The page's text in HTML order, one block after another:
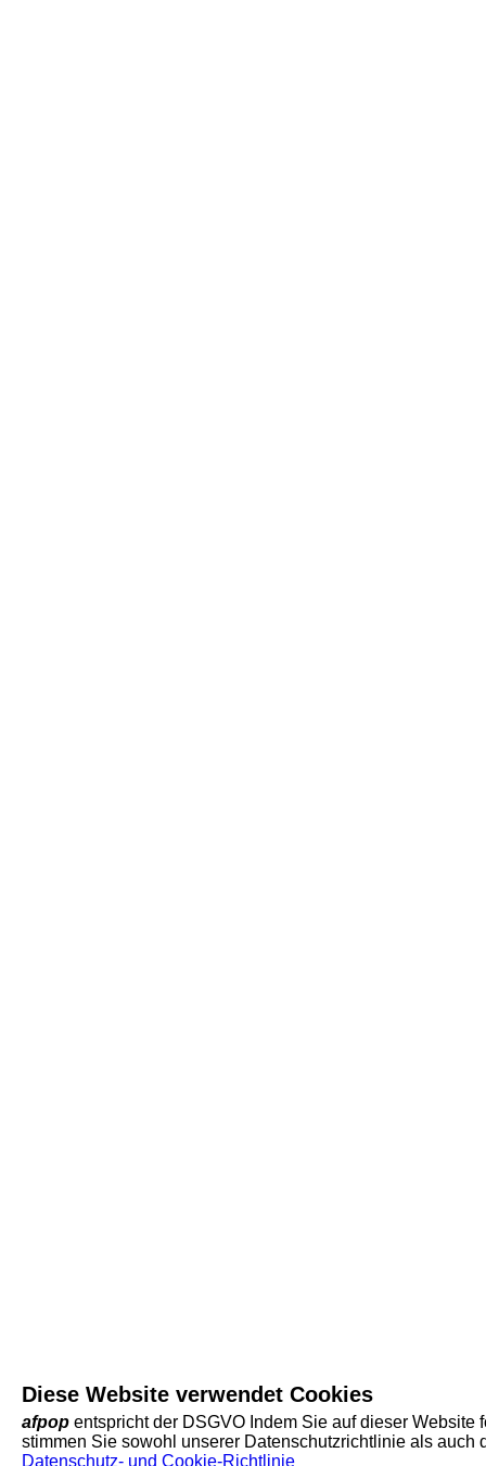
Diese Website verwendet Cookies
afpop entspricht der DSGVO Indem Sie auf dieser Website
stimmen Sie sowohl unserer Datenschutzrichtlinie als auch
Datenschutz- und Cookie-Richtlinie